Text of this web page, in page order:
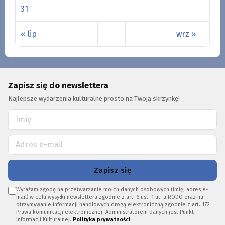
« lip wrz »
31
Zapisz się do newslettera
Najlepsze wydarzenia kulturalne prosto na Twoją skrzynkę!
Zapisz się
Wyrażam zgodę na przetwarzanie moich danych osobowych (imię, adres e-
mail) w celu wysyłki newslettera zgodnie z art. 6 ust. 1 lit. a RODO oraz na
otrzymywanie informacji handlowych drogą elektroniczną zgodnie z art. 172
Prawa komunikacji elektronicznej. Administratorem danych jest Punkt
Informacji Kulturalnej. Polityka prywatności.